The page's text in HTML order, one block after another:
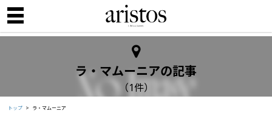
ラ・マムーニアの記事
（1件）
トップ ラ・マムーニア